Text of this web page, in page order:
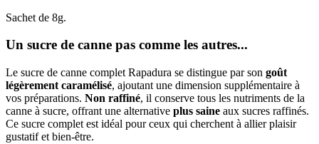
Sachet de 8g.
Un sucre de canne pas comme les autres...
Le sucre de canne complet Rapadura se distingue par son goût
légèrement caramélisé, ajoutant une dimension supplémentaire à
vos préparations. Non raffiné, il conserve tous les nutriments de la
canne à sucre, offrant une alternative plus saine aux sucres raffinés.
Ce sucre complet est idéal pour ceux qui cherchent à allier plaisir
gustatif et bien-être.